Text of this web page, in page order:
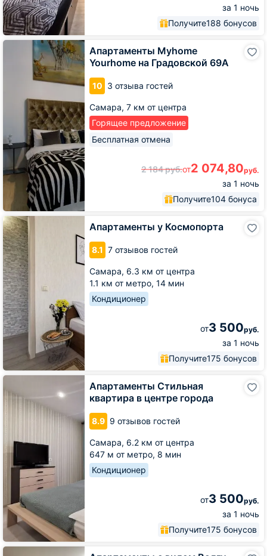
за 1 ночь
Получите188 бонусов
Апартаменты Myhome
Yourhome на Градовской 69А
10 3 отзыва гостей
Самара, 7 км от центра
Горящее предложение
Бесплатная отмена
2 184руб.от2 074,80руб.
за 1 ночь
Получите104 бонуса
Апартаменты
Yourhome
Апартаменты у Космопорта
8.1 7 отзывов гостей
Самара, 6.3 км от центра
1.1 км от метро, 14 мин
Кондиционер
от3 500руб.
за 1 ночь
Получите175 бонусов
Апартаменты
у
Космопорта
Апартаменты Стильная
квартира в центре города
8.9 9 отзывов гостей
Самара, 6.2 км от центра
647 м от метро, 8 мин
Кондиционер
от3 500руб.
за 1 ночь
Получите175 бонусов
Апартаменты
Стильная
квартира
Апартаменты